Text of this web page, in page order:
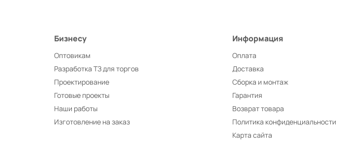
Бизнесу
Оптовикам
Разработка ТЗ для торгов
Проектирование
Готовые проекты
Наши работы
Изготовление на заказ
Информация
Оплата
Доставка
Сборка и монтаж
Гарантия
Возврат товара
Политика конфиденциальности
Карта сайта